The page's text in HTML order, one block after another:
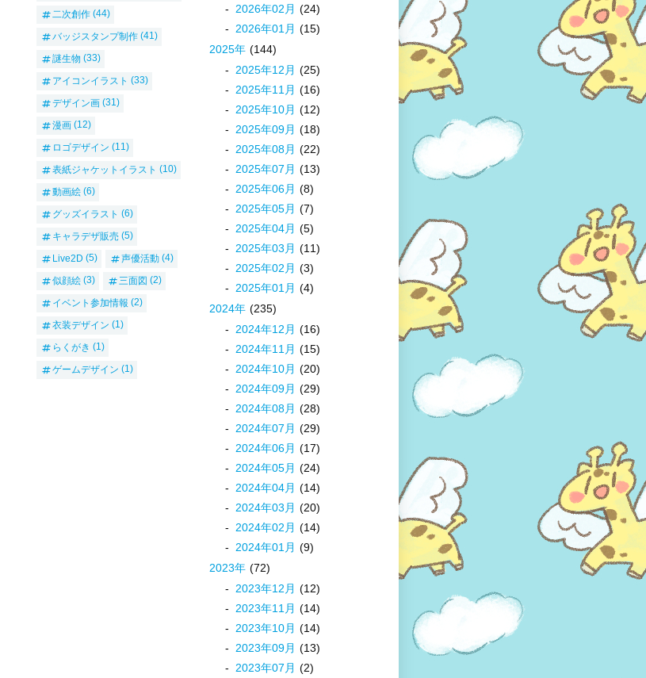
二次創作 (44)
バッジスタンプ制作 (41)
謎生物 (33)
アイコンイラスト (33)
デザイン画 (31)
漫画 (12)
ロゴデザイン (11)
表紙ジャケットイラスト (10)
動画絵 (6)
グッズイラスト (6)
キャラデザ販売 (5)
Live2D (5) 声優活動 (4)
似顔絵 (3) 三面図 (2)
イベント参加情報 (2)
衣装デザイン (1)
らくがき (1)
ゲームデザイン (1)
2026年02 月 (24)
2026年01 月 (15)
2025年 (144)
2025年12 月 (25)
2025年11 月 (16)
2025年10月 (12)
2025年09月 (18)
2025年08月 (22)
2025年07 月 (13)
2025年06月 (8)
2025年05月 (7)
2025年04月 (5)
2025年03 月 (11)
2025年02 月 (3)
2025年01 月 (4)
2024年 (235)
2024年12 月 (16)
2024年11 月 (15)
2024年10月 (20)
2024年09月 (29)
2024年08月 (28)
2024年07 月 (29)
2024年06月 (17)
2024年05月 (24)
2024年04月 (14)
2024年03 月 (20)
2024年02 月 (14)
2024年01 月 (9)
2023年 (72)
2023年12 月 (12)
2023年11 月 (14)
2023年10月 (14)
2023年09月 (13)
2023年07 月 (2)